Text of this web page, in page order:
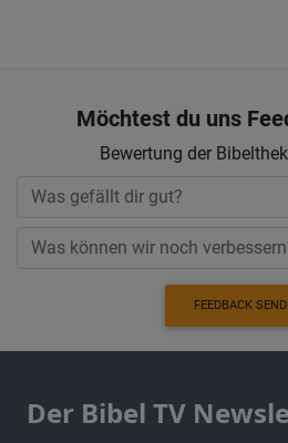
Möchtest du uns
Bewertung der Bibelthek
FEEDBACK
Der Bibel TV